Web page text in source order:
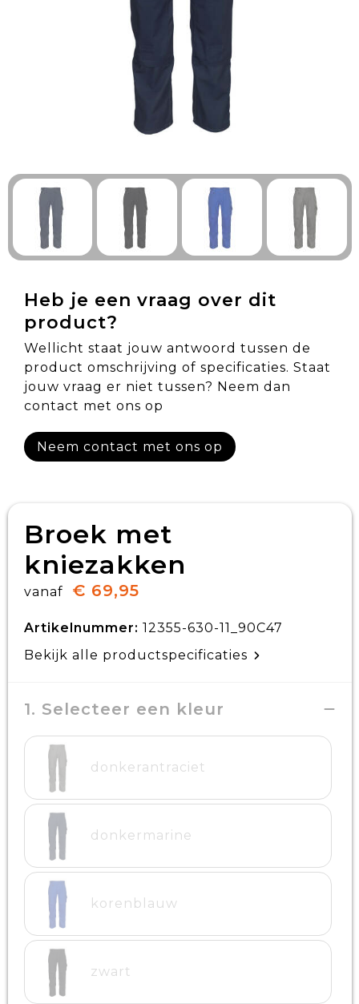
Technologie & Gadgets
Outdoor & Vrije tijd
Pennen & Schrijfwaren
Tassen & Reizen
Gezondheid & Welzijn
Eten & Drinken
Heb je een vraag over dit
product?
Wellicht staat jouw antwoord tussen de
product omschrijving of specificaties. Staat
jouw vraag er niet tussen? Neem dan
contact met ons op
Neem contact met ons op
Broek met
kniezakken
vanaf € 69,95
Artikelnummer: 12355-630-11_90C47
Bekijk alle productspecificaties
1. Selecteer een kleur
donkerantraciet
donkermarine
korenblauw
zwart